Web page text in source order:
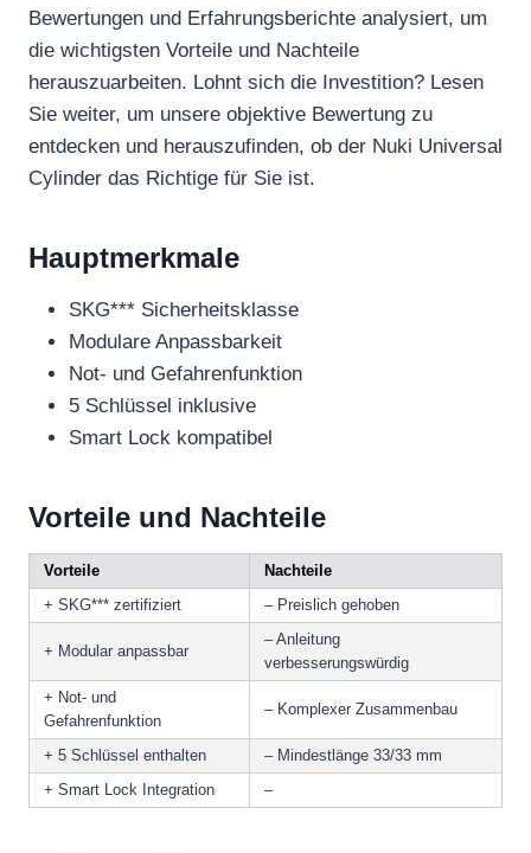
Bewertungen und Erfahrungsberichte analysiert, um
die wichtigsten Vorteile und Nachteile
herauszuarbeiten. Lohnt sich die Investition? Lesen
Sie weiter, um unsere objektive Bewertung zu
entdecken und herauszufinden, ob der Nuki Universal
Cylinder das Richtige für Sie ist.
Hauptmerkmale
SKG*** Sicherheitsklasse
Modulare Anpassbarkeit
Not- und Gefahrenfunktion
5 Schlüssel inklusive
Smart Lock kompatibel
Vorteile und Nachteile
Vorteile
Nachteile
+ SKG*** zertifiziert
– Preislich gehoben
+ Modular anpassbar
– Anleitung
verbesserungswürdig
+ Not- und
Gefahrenfunktion
– Komplexer Zusammenbau
+ 5 Schlüssel enthalten
– Mindestlänge 33/33 mm
+ Smart Lock Integration
–